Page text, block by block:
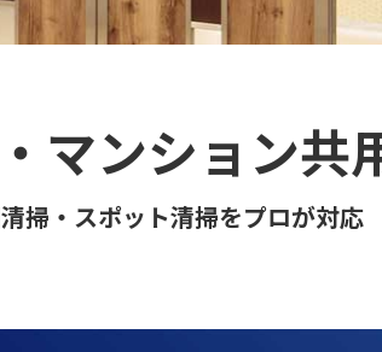
マンション共
掃・スポット清掃をプロが対応